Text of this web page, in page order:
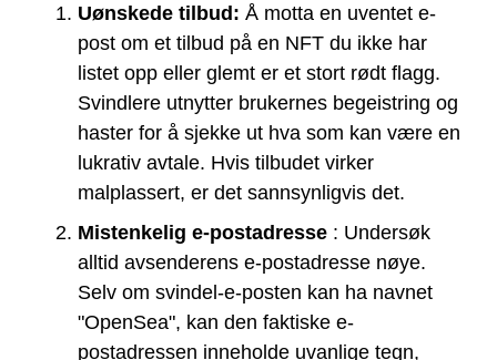
Uønskede tilbud: Å motta en uventet e-
post om et tilbud på en NFT du ikke har
listet opp eller glemt er et stort rødt flagg.
Svindlere utnytter brukernes begeistring og
haster for å sjekke ut hva som kan være en
lukrativ avtale. Hvis tilbudet virker
malplassert, er det sannsynligvis det.
Mistenkelig e-postadresse : Undersøk
alltid avsenderens e-postadresse nøye.
Selv om svindel-e-posten kan ha navnet
"OpenSea", kan den faktiske e-
postadressen inneholde uvanlige tegn,